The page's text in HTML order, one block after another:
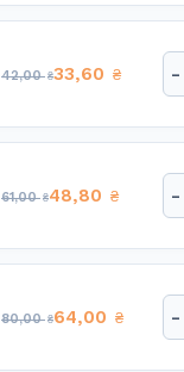
42,00₴33,60 ₴ -
61,00₴48,80 ₴ -
80,00₴64,00 ₴ -